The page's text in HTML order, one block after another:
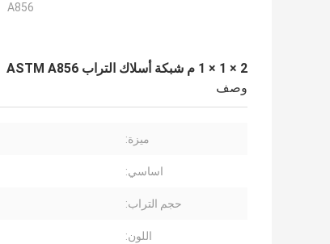
A856
2 × 1 × 1 م شبكة أسلاك التراب ASTM A856
وصف
ميزة:
اساسي:
حجم التراب:
اللون: